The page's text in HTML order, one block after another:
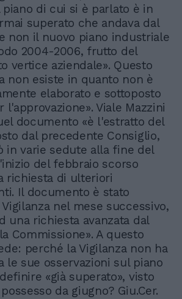
di cui si è parlato è in
superato che andava dal
non il nuovo piano industriale
2004-2006, frutto del
vertice aziendale». Questo
non esiste in quanto non è
elaborato e sottoposto
l'approvazione». Viale Mazzini
documento «è l'estratto del
dal precedente Consiglio,
in varie sedute alla fine del
del febbraio scorso
richiesta di ulteriori
Il documento è stato
nel mese successivo,
una richiesta avanzata dal
Commissione». A questo
perché la Vigilanza non ha
le sue osservazioni sul piano
«già superato», visto
da giugno? Giu.Cer.